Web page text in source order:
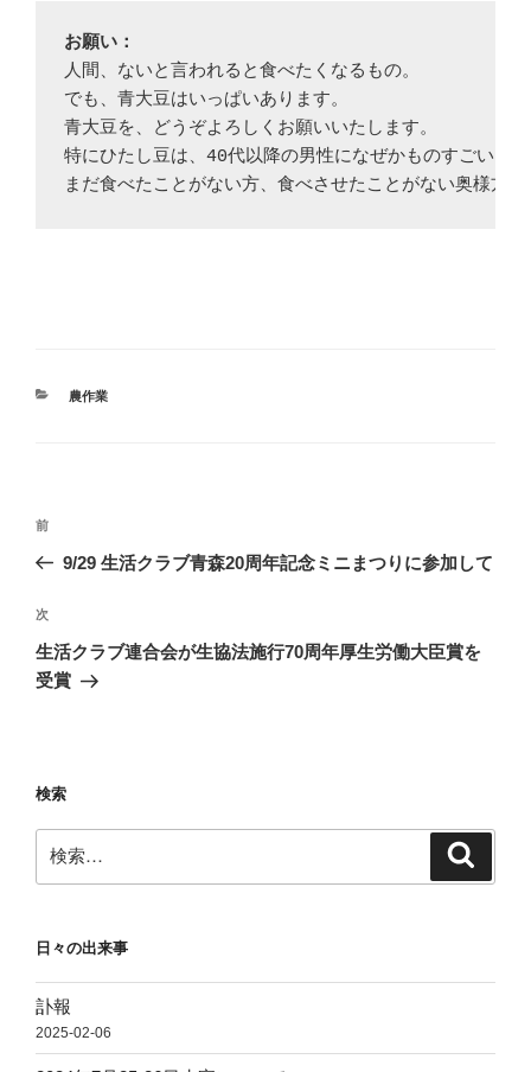
お願い：
人間、ないと言われると食べたくなるもの。
でも、青大豆はいっぱいあります。
青大豆を、どうぞよろしくお願いいたします。
特にひたし豆は、40代以降の男性になぜかものすごいフ
まだ食べたことがない方、食べさせたことがない奥様方
カ
農作業
投
ナ
ビ
ゲ
ー
前
の
稿
前
9/29 生活クラブ青森20周年記念ミニまつりに参加して
次
の
投
次
生活クラブ連合会が生協法施行70周年厚生労働大臣賞を
受賞
検索
索:
日々の出来事
訃報
2025-02-06